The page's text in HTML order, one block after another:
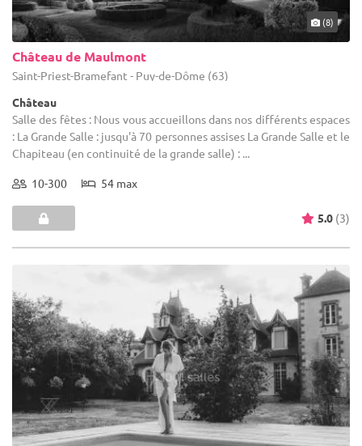
(8)
Château de Maulmont
Saint-Priest-Bramefant - Puy-de-Dôme (63)
Château
Salle des fêtes : Nous vous accueillons dans nos différents espaces
: La Grande Salle : jusqu'à 70 personnes assises La Grande Salle et le
Chapiteau (en continuité de la grande salle) : ...
10-300 54 max
5.0 (3)